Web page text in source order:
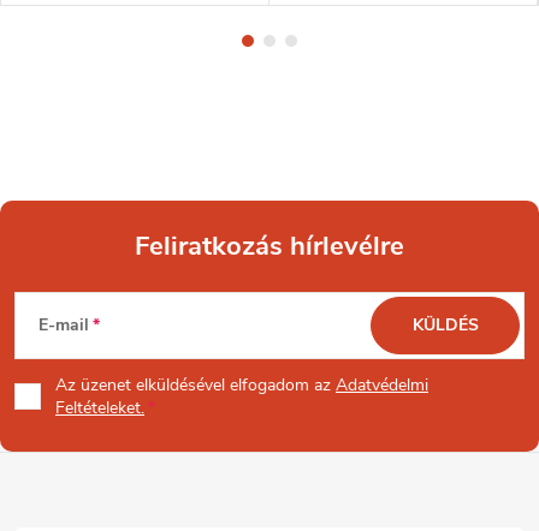
L
á
b
Feliratkozás hírlevélre
E-mail
Az üzenet elküldésével elfogadom az Adatvédelmi
Feltételeket.
KÜLDÉS